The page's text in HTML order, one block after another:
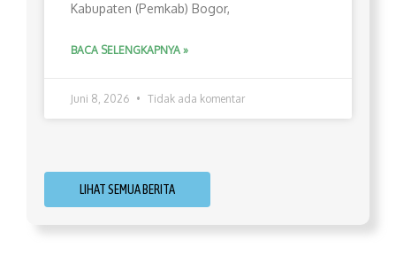
Kabupaten (Pemkab) Bogor,
BACA SELENGKAPNYA »
Juni 8, 2026 Tidak ada komentar
LIHAT SEMUA BERITA